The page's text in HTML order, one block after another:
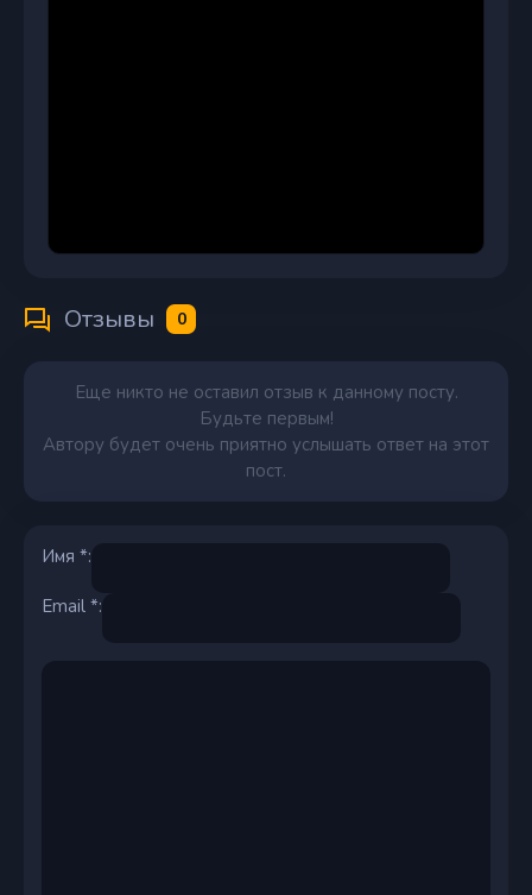
Отзывы 0
Еще никто не оставил отзыв к данному посту.
Будьте первым!
Автору будет очень приятно услышать ответ на этот
пост.
Имя *:
Email *: